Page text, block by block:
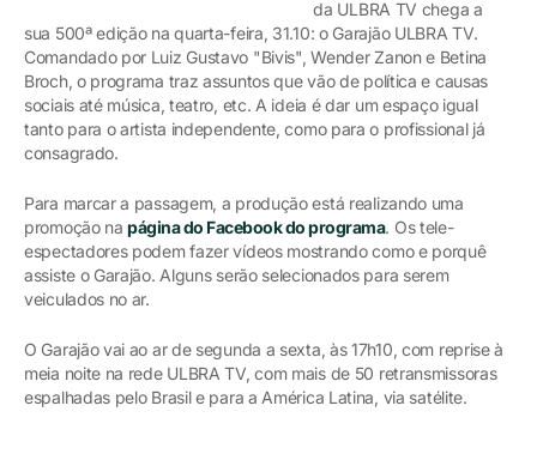
da ULBRA TV chega a
sua 500ª edição na quarta-feira, 31.10: o Garajão ULBRA TV.
Comandado por Luiz Gustavo "Bivis", Wender Zanon e Betina
Broch, o programa traz assuntos que vão de política e causas
sociais até música, teatro, etc. A ideia é dar um espaço igual
tanto para o artista independente, como para o profissional já
consagrado.
Para marcar a passagem, a produção está realizando uma
promoção napágina do Facebook do programa. Os tele-
espectadores podem fazer vídeos mostrando como e porquê
assiste o Garajão. Alguns serão selecionados para serem
veiculados no ar.
O Garajão vai ao ar de segunda a sexta, às 17h10, com reprise à
meia noite na rede ULBRA TV, com mais de 50 retransmissoras
espalhadas pelo Brasil e para a América Latina, via satélite.